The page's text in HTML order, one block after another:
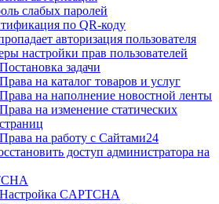
слабых паролей
по QR-коду
авторизация пользователя
настройки прав пользователей
Постановка задачи
Права на каталог товаров и услуг
Права на наполнение новостной ленты
Права на изменение статических
страниц
Права на работу с Сайтами24
доступ администратора на
Настройка CAPTCHA